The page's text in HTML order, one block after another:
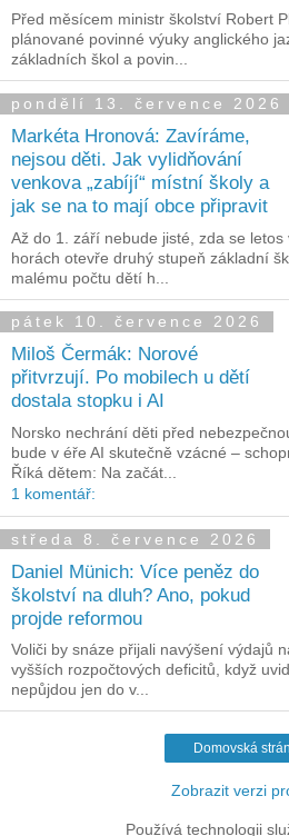
Před měsícem ministr školství Robert
plánované povinné výuky anglického
základních škol a povin...
pondělí 13. července 2026
Markéta Hronová: Zavíráme,
nejsou děti. Jak vylidňování
venkova „zabíjí“ místní školy a
jak se na to mají obce připravit
Až do 1. září nebude jisté, zda se letos
horách otevře druhý stupeň základní
malému počtu dětí h...
pátek 10. července 2026
Miloš Čermák: Norové
přitvrzují. Po mobilech u dětí
dostala stopku i AI
Norsko nechrání děti před
bude v éře AI skutečně vzácné –
Říká dětem: Na začát...
1 komentář:
středa 8. července 2026
Daniel Münich: Více peněz do
školství na dluh? Ano, pokud
projde reformou
Voliči by snáze přijali navýšení výdajů
vyšších rozpočtových deficitů, když
nepůjdou jen do v...
Domovská
Zobrazit verzi
Používá technologii